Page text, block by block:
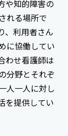
や知的障害の
れる場所で
、利用者さん
に協働してい
わせ看護師は
分野とそれぞ
人一人に対し
を提供してい